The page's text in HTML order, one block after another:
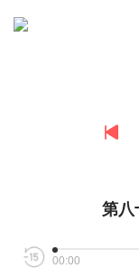
第八
00:00